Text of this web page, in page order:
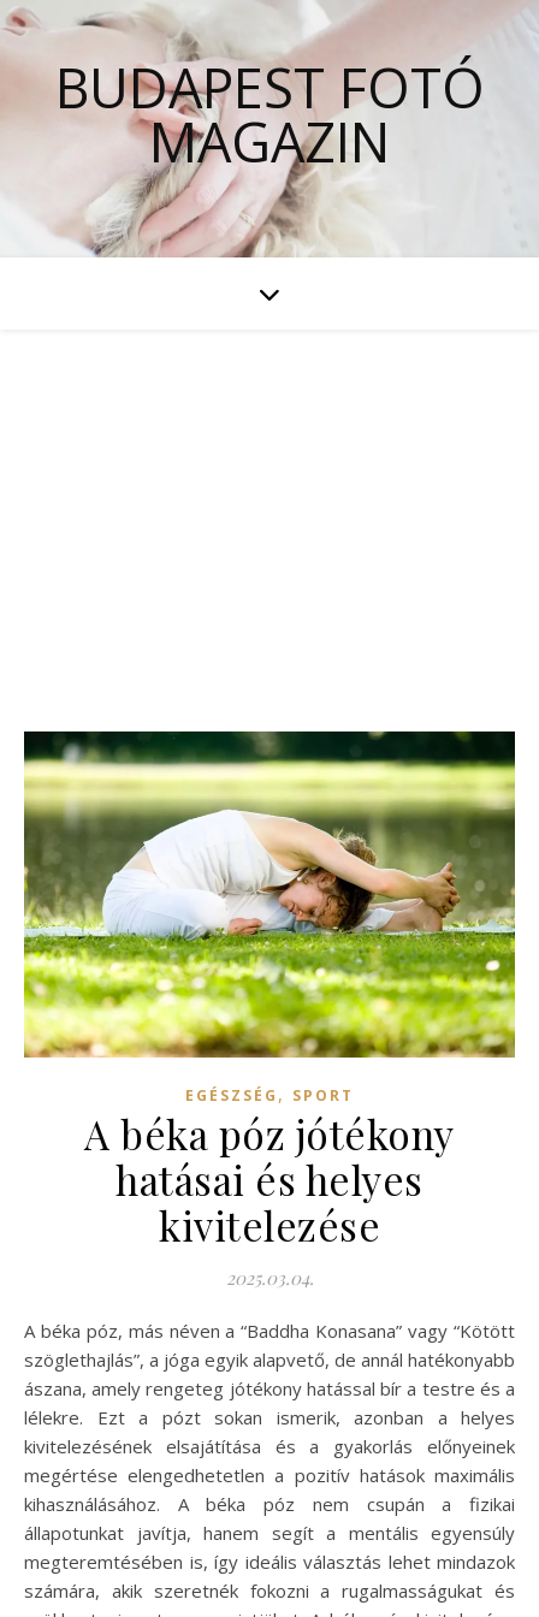
BUDAPEST FOTÓ
MAGAZIN
EGÉSZSÉG , SPORT
A béka póz jótékony
hatásai és helyes
kivitelezése
2025.03.04.
A béka póz, más néven a “Baddha Konasana” vagy “Kötött
szöglethajlás”, a jóga egyik alapvető, de annál hatékonyabb
ászana, amely rengeteg jótékony hatással bír a testre és a
lélekre. Ezt a pózt sokan ismerik, azonban a helyes
kivitelezésének elsajátítása és a gyakorlás előnyeinek
megértése elengedhetetlen a pozitív hatások maximális
kihasználásához. A béka póz nem csupán a fizikai
állapotunkat javítja, hanem segít a mentális egyensúly
megteremtésében is, így ideális választás lehet mindazok
számára, akik szeretnék fokozni a rugalmasságukat és